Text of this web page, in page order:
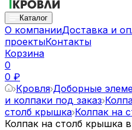
Каталог
О компанииДоставка и
проектыКонтакты
Корзина
0
0 ₽
Кровля Доборные
и колпаки под заказ
столб крышка Колпак на
Колпак на столб крышка